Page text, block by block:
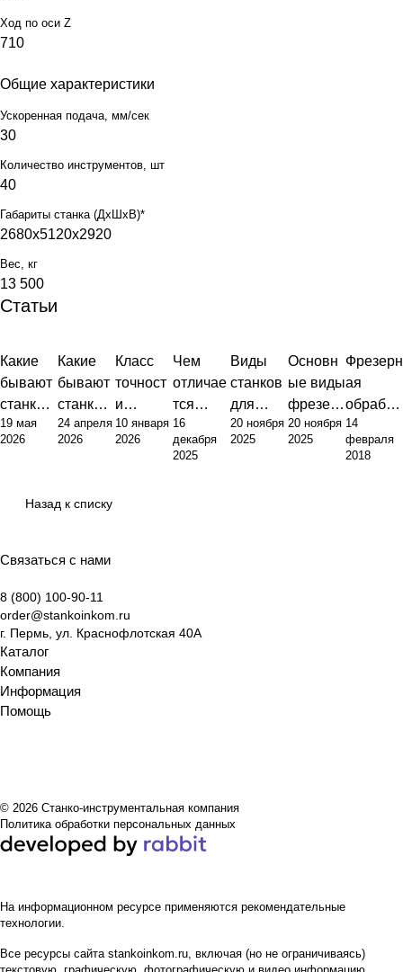
Ход по оси Z
710
Общие характеристики
Ускоренная подача, мм/сек
30
Количество инструментов, шт
40
Габариты станка (ДхШхВ)*
2680x5120x2920
Вес, кг
13 500
Статьи
Какие
бывают
станки с
ЧПУ:
инжене
классиф
и
оборудо
вания
19 мая
2026
Какие
бывают
станки:
полный
обзор
назначе
24 апреля
2026
Класс
точност
и
фрезер
ного
тации
10 января
2026
Чем
отличае
тся
токарны
й станок
ые
16
декабря
2025
Виды
станков
для
металло
обработ
20 ноября
2025
Основн
ые виды
фрезер
ных
станков:
20 ноября
2025
Фрезерн
ая
обработ
ка
металло
14
февраля
2018
Назад к списку
Связаться с нами
8 (800) 100-90-11
order@stankoinkom.ru
г. Пермь, ул. Краснофлотская 40А
Каталог
Компания
Информация
Помощь
© 2026 Станко-инструментальная компания
Политика обработки персональных данных
На информационном ресурсе применяются рекомендательные
технологии.
Все ресурсы сайта stankoinkom.ru, включая (но не ограничиваясь)